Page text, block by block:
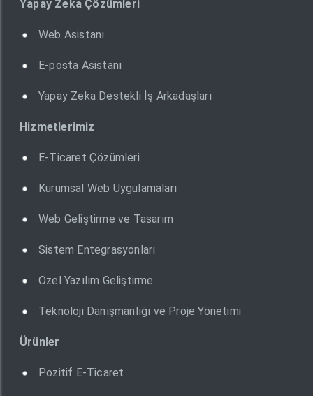
Yapay Zeka Çözümleri
Web Asistanı
E-posta Asistanı
Yapay Zeka Destekli İş Arkadaşları
Hizmetlerimiz
E-Ticaret Çözümleri
Kurumsal Web Uygulamaları
Web Geliştirme ve Tasarım
Sistem Entegrasyonları
Özel Yazılım Geliştirme
Teknoloji Danışmanlığı ve Proje Yönetimi
Ürünler
Pozitif E-Ticaret